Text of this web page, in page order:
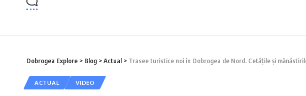
Dobrogea Explore > Blog >Actual > Trasee turistice noi în Dobrogea de Nord. Cetățile și
ACTUAL VIDEO